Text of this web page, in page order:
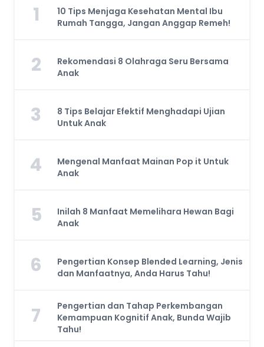
1
10 Tips Menjaga Kesehatan Mental Ibu
Rumah Tangga, Jangan Anggap Remeh!
2
Rekomendasi 8 Olahraga Seru Bersama
Anak
3
8 Tips Belajar Efektif Menghadapi Ujian
Untuk Anak
4
Mengenal Manfaat Mainan Pop it Untuk
Anak
5
Inilah 8 Manfaat Memelihara Hewan Bagi
Anak
6
Pengertian Konsep Blended Learning, Jenis
dan Manfaatnya, Anda Harus Tahu!
7
Pengertian dan Tahap Perkembangan
Kemampuan Kognitif Anak, Bunda Wajib
Tahu!